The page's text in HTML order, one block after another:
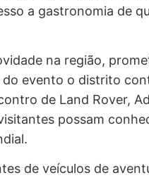
a gastronomia de
na região,
do evento o distrito
de Land Rover,
possam
de veículos de